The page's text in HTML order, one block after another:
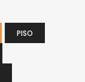
PISO